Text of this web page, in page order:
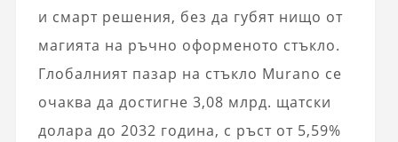
и смарт решения, без да губят нищо от
магията на ръчно оформеното стъкло.
Глобалният пазар на стъкло Murano се
очаква да достигне 3,08 млрд. щатски
долара до 2032 година, с ръст от 5,59%